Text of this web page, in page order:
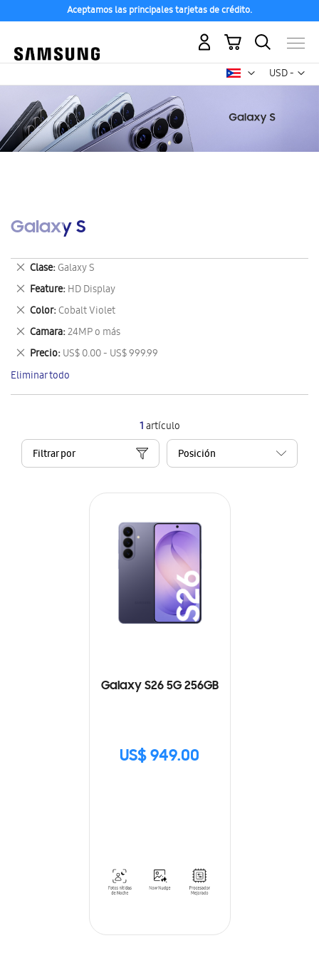
Aceptamos las principales tarjetas de crédito.
USD -
dólar
Mi carrito
Galaxy S
1artículo
Filtrar por
Galaxy S26 5G 256GB
US$ 949.00
Clase Galaxy S
Eliminar
este
artículo
Feature HD Display
Eliminar
este
artículo
Color Cobalt Violet
Eliminar
este
artículo
Camara 24MP o más
Eliminar
este
artículo
Precio US$ 0.00 - US$ 999.99
Eliminar
este
artículo
Eliminar todo